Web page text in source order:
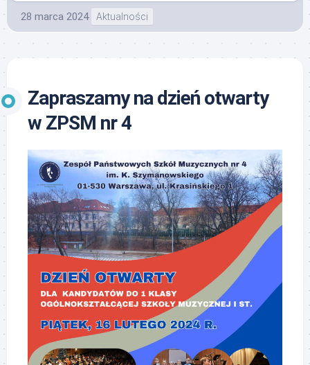
28 marca 2024 Aktualności
Zapraszamy na dzień otwarty
w ZPSM nr 4